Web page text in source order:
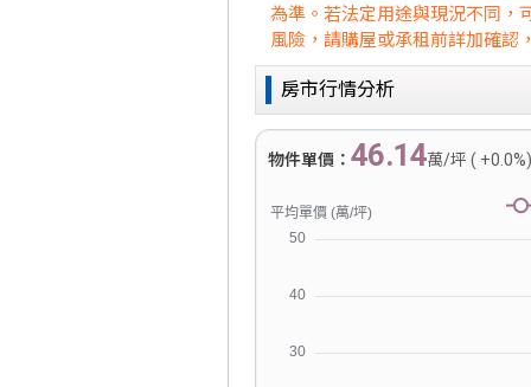
為準。若法定用途與現況不同，
風險，請購屋或承租前詳加確認
房市行情分析
物件單價： 46.14萬/坪 (